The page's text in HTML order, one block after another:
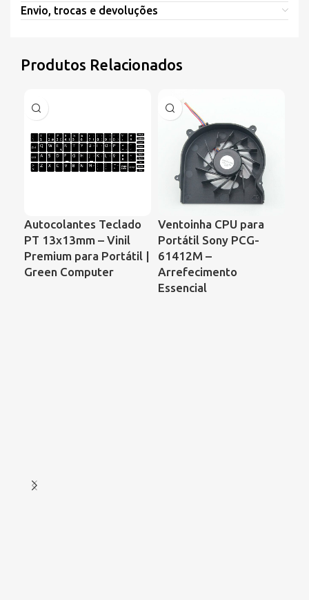
Envio, trocas e devoluções
Produtos Relacionados
Autocolantes Teclado
PT 13x13mm – Vinil
Premium para Portátil |
Green Computer
Ventoinha CPU para
Portátil Sony PCG-
61412M –
Arrefecimento
Essencial